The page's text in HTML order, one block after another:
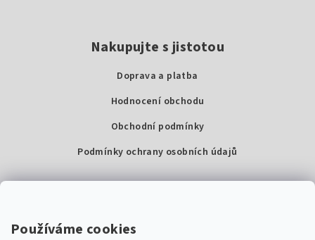
Používáme cookies
Nakupujte s jistotou
Doprava a platba
Hodnocení obchodu
Obchodní podmínky
Podmínky ochrany osobních údajů
Super Noty, s.r.o.